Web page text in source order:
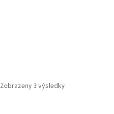
Zobrazeny 3 výsledkySeřazeno